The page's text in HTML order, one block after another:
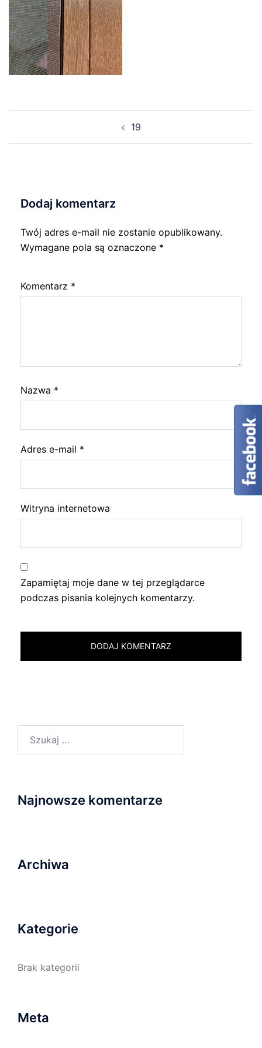
19
Dodaj komentarz
Twój adres e-mail nie zostanie opublikowany.
Wymagane pola są oznaczone *
Komentarz *
Nazwa *
Adres e-mail *
Witryna internetowa
Zapamiętaj moje dane w tej przeglądarce
podczas pisania kolejnych komentarzy.
Najnowsze komentarze
Archiwa
Kategorie
Brak kategorii
Meta